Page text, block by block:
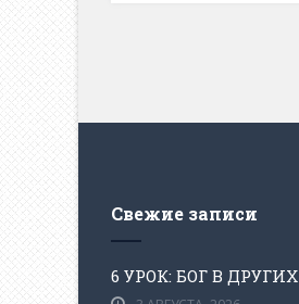
Свежие записи
6 УРОК: БОГ В ДРУГИХ